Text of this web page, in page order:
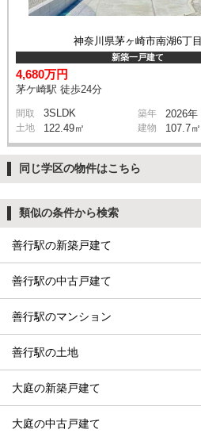
神奈川県茅ヶ崎市南湖6丁目
新築一戸建て
4,680万円
茅ケ崎駅 徒歩24分
間取 3SLDK 築年 2026年
土地 122.49㎡ 建物 107.7㎡
同じ学区の物件はこちら
類似の条件から検索
善行駅の新築戸建て
善行駅の中古戸建て
善行駅のマンション
善行駅の土地
大庭の新築戸建て
大庭の中古戸建て